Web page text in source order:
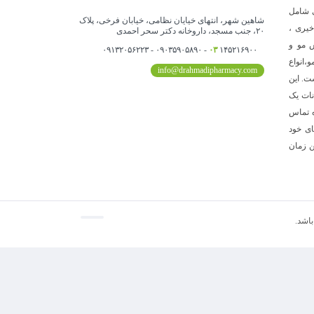
شامل
،
مو و
این
یک
تماس
خود
زمان
شاهین شهر، انتهای خیایان نظامی، خیابان فرخی، پلاک
۲۰، جنب مسجد، داروخانه دکتر سحر احمدی
۰۳ ۱۴۵۲۱۶۹۰۰ - ۰۹۰۳۵۹۰۵۸۹۰ - ۰۹۱۳۲۰۵۶۲۲۳
info@drahmadipharmacy.com